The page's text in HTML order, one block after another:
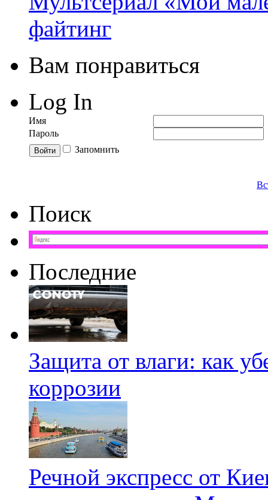
файтинг
Вам понравиться
Log In
Имя
Пароль
Запомнить
Поиск
Последние
Защита от влаги: как
коррозии
Речной экспресс от